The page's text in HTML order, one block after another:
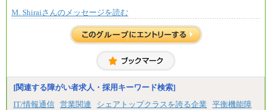
※上記に加え、所定労働時間外に勤務をした場
※試用期間中も給与に変更はございません。
＜募集各社・全職種共通＞
月給21万円以上～
※試用期間中の給与に変更はありません。
ます。
M. Shiraiさんのメッセージを読む
[関連する障がい者求人・採用キーワード検索]
IT/情報通信 営業関連 シェアトップクラスを誇る企業
平衡機能障